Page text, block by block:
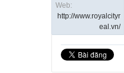
Web:
http://www.royalcityr
eal.vn/